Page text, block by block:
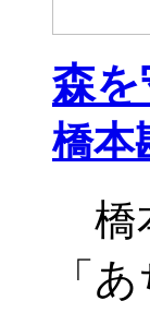
森
橋本
橋
「